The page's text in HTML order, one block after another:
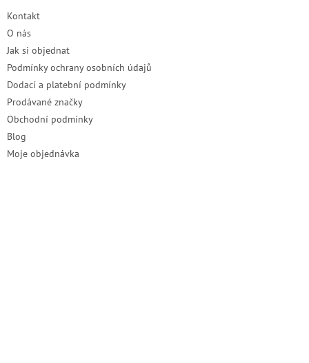
Kontakt
O nás
Jak si objednat
Podmínky ochrany osobních údajů
Dodací a platební podmínky
Prodávané značky
Obchodní podmínky
Blog
Moje objednávka